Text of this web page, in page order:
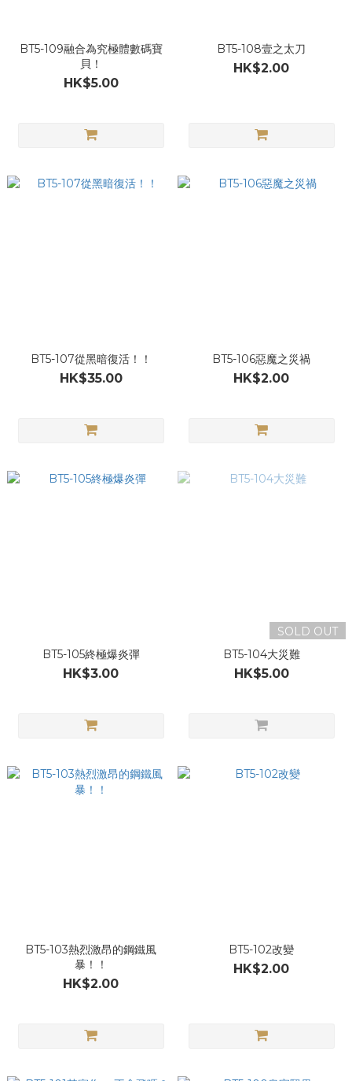
BT5-109融合為究極體數碼寶
貝！
HK$5.00
BT5-108壹之太刀
HK$2.00
BT5-107從黑暗復活！！
HK$35.00
BT5-106惡魔之災禍
HK$2.00
BT5-105終極爆炎彈
HK$3.00
SOLD OUT
BT5-104大災難
HK$5.00
BT5-103熱烈激昂的鋼鐵風
暴！！
HK$2.00
BT5-102改變
HK$2.00